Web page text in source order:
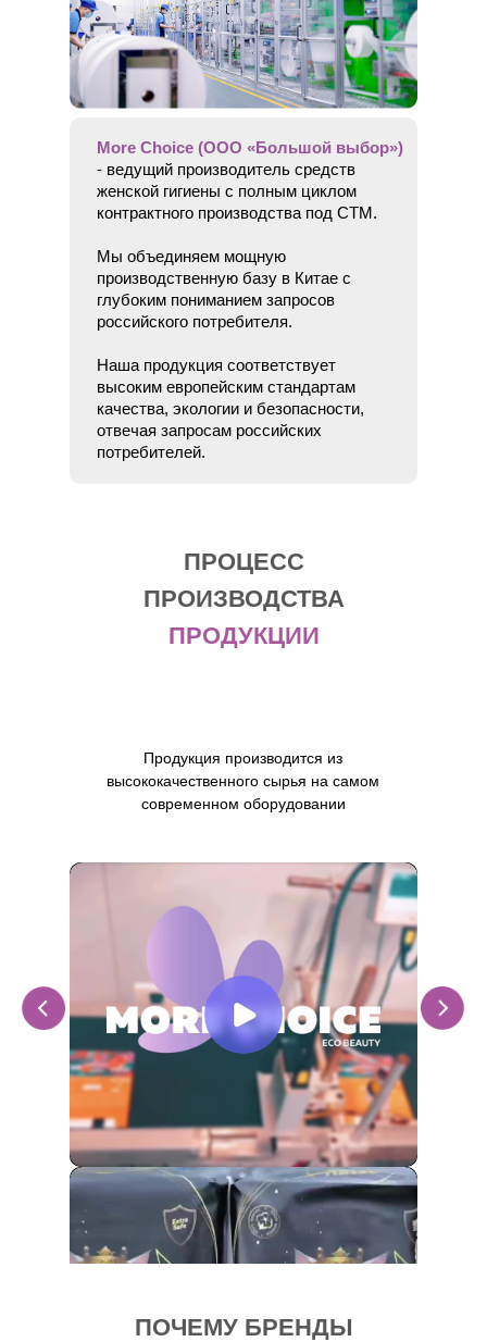
More Choice (ООО «Большой выбор»)
- ведущий производитель средств
женской гигиены с полным циклом
контрактного производства под CTM.
Мы объединяем мощную
производственную базу в Китае с
глубоким пониманием запросов
российского потребителя.
Наша продукция соответствует
высоким европейским стандартам
качества, экологии и безопасности,
отвечая запросам российских
потребителей.
ПРОЦЕСС
ПРОИЗВОДСТВА
ПРОДУКЦИИ
Продукция производится из
высококачественного сырья на самом
современном оборудовании
ПОЧЕМУ БРЕНДЫ